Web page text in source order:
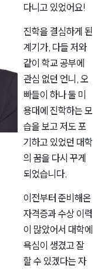
다니고 있었어요!
진학을 결심하게 된
계기가, 다들 저와
같이 학교 공부에
관심 없던 언니, 오
빠들이 하나 둘 미
용대에 진학하는 모
습을 보고 저도 포
기하고 있었던 대학
의 꿈을 다시 꾸게
되었습니다.
이전부터 준비해온
자격증과 수상 이력
이 많았어서 대학에
욕심이 생겼고 잘
할 수 있겠다는 자